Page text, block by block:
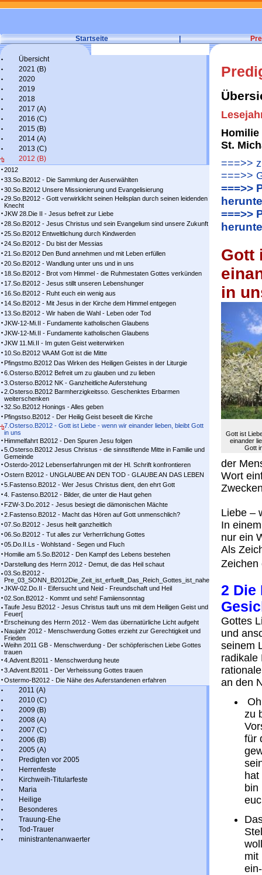
Startseite |
Übersicht
2021 (B)
2020
2019
2018
2017 (A)
2016 (C)
2015 (B)
2014 (A)
2013 (C)
2012 (B)
2012
33.So.B2012 - Die Sammlung der Auserwählten
30.So.B2012 Unsere Missionierung und Evangelisierung
29.So.B2012 - Gott verwirklicht seinen Heilsplan durch seinen leidenden
Knecht
JKW 28.Die II - Jesus befreit zur Liebe
28.So.B2012 - Jesus Christus und sein Evangelium sind unsere Zukunft
25.So.B2012 Entweltlichung durch Kindwerden
24.So.B2012 - Du bist der Messias
21.So.B2012 Den Bund annehmen und mit Leben erfüllen
20.So.B2012 - Wandlung unter uns und in uns
18.So.B2012 - Brot vom Himmel - die Ruhmestaten Gottes verkünden
17.So.B2012 - Jesus stillt unseren Lebenshunger
16.So.B2012 - Ruht euch ein wenig aus
14.So.B2012 - Mit Jesus in der Kirche dem Himmel entgegen
13.So.B2012 - Wir haben die Wahl - Leben oder Tod
JKW-12-Mi.II - Fundamente katholischen Glaubens
JKW-12-Mi.II - Fundamente katholischen Glaubens
JKW 11.Mi.II - Im guten Geist weiterwirken
10.So.B2012 VA AM Gott ist die Mitte
Pfingstmo.B2012 Das Wirken des Heiligen Geistes in der Liturgie
6.Osterso.B2012 Befreit um zu glauben und zu lieben
3.Osterso.B2012 NK - Ganzheitliche Auferstehung
2.Osterso.B2012 Barmherzigkeitsso. Geschenktes Erbarmen
weiterschenken
32.So.B2012 Honings - Alles geben
Pfingstso.B2012 - Der Heilig Geist beseelt die Kirche
7.Osterso.B2012 - Gott ist Liebe - wenn wir einander lieben, bleibt Gott
in uns
Himmelfahrt B2012 - Den Spuren Jesu folgen
5.Osterso.B2012 Jesus Christus - die sinnstiftende Mitte in Familie und
Gemeinde
Osterdo-2012 Lebenserfahrungen mit der Hl. Schrift konfrontieren
Ostern B2012 - UNGLAUBE AN DEN TOD - GLAUBE AN DAS LEBEN
5.Fastenso.B2012 - Wer Jesus Christus dient, den ehrt Gott
4. Fastenso.B2012 - Bilder, die unter die Haut gehen
FZW-3.Do.2012 - Jesus besiegt die dämonischen Mächte
2.Fastenso.B2012 - Macht das Hören auf Gott unmenschlich?
07.So.B2012 - Jesus heilt ganzheitlich
06.So.B2012 - Tut alles zur Verherrlichung Gottes
05.Do.II.Ls - Wohlstand - Segen und Fluch
Homilie am 5.So.B2012 - Den Kampf des Lebens bestehen
Darstellung des Herrn 2012 - Demut, die das Heil schaut
03.So.B2012 -
Pre_03_SONN_B2012Die_Zeit_ist_erfuellt_Das_Reich_Gottes_ist_nahe
JKW-02.Do.II - Eifersucht und Neid - Freundschaft und Heil
02.Son.B2012 - Kommt und seht! Famiiensonntag
Taufe Jesu B2012 - Jesus Christus tauft uns mit dem Heiligen Geist und
Feuer[
Erscheinung des Herrn 2012 - Wem das übernatürliche Licht aufgeht
Naujahr 2012 - Menschwerdung Gottes erzieht zur Gerechtigkeit und
Frieden
Weihn 2011 GB - Menschwerdung - Der schöpferischen Liebe Gottes
trauen
4.Advent.B2011 - Menschwerdung heute
3.Advent.B2011 - Der Verheissung Gottes trauen
Ostermo-B2012 - Die Nähe des Auferstandenen erfahren
2011 (A)
2010 (C)
2009 (B)
2008 (A)
2007 (C)
2006 (B)
2005 (A)
Predigten vor 2005
Herrenfeste
Kirchweih-Titularfeste
Maria
Heilige
Besonderes
Trauung-Ehe
Tod-Trauer
ministrantenanwaerter
Homilie
St.
===>>
===>>
===>>
===>>
Gott
in
Gott ist
einander
Gott
der
Wort
Liebe –
In
nur ein
Als
2 Die
Gottes
und
seinem
radikale
an den
zu
für
bin
mit